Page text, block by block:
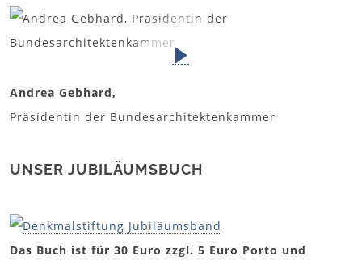
Andrea Gebhard,
Präsidentin der Bundesarchitektenkammer
UNSER JUBILÄUMSBUCH
Das Buch ist für 30 Euro zzgl. 5 Euro Porto und